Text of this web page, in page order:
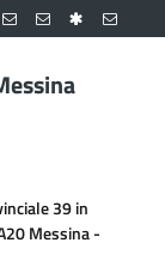
39 in
Messina -